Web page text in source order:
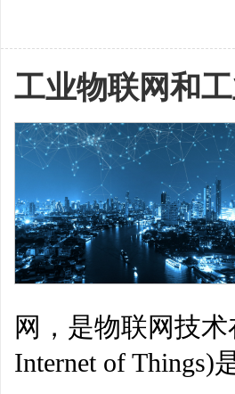
工业物联网和
网，是物联网技
Internet of Things)